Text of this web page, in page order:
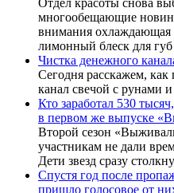
Отдел красоты снова
многообещающие
внимания охлаждающая
лимонный блеск для
Чистка денежного
Сегодня расскажем,
канал свечой с рунами
Кто заработал 530
в первом же выпуске
Второй сезон
участникам не дали
Дети звезд сразу
Спустя год после
пришло голосовое от